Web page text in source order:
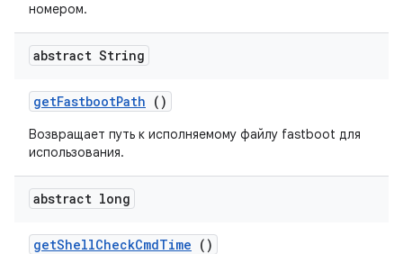
номером.
abstract String
getFastbootPath ()
Возвращает путь к исполняемому файлу fastboot для
использования.
abstract long
getShellCheckCmdTime ()